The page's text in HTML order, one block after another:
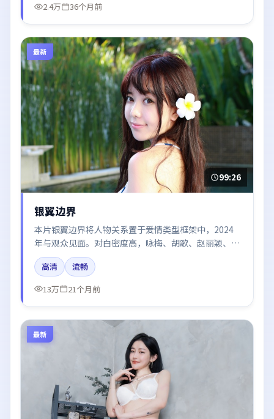
2.4万
36个月前
最新
99:26
银翼边界
本片银翼边界将人物关系置于爱情类型框架中，2024
年与观众见面。对白密度高，咏梅、胡歌、赵丽颖、肖
战的台词节奏值得关注；整体气质偏泰国都市与冷色调
摄影。
高清
流畅
13万
21个月前
最新